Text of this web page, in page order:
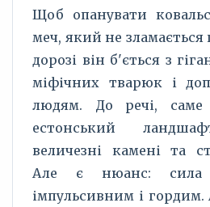
Щоб опанувати
меч, який не зламається
дорозі він б'ється з
міфічних тварюк і
людям. До речі, саме
естонський
величезні камені та
Але є нюанс: сила
імпульсивним і гордим.